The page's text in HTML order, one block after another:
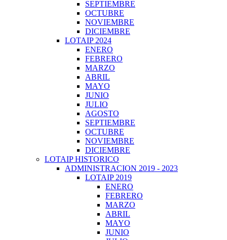
SEPTIEMBRE
OCTUBRE
NOVIEMBRE
DICIEMBRE
LOTAIP 2024
ENERO
FEBRERO
MARZO
ABRIL
MAYO
JUNIO
JULIO
AGOSTO
SEPTIEMBRE
OCTUBRE
NOVIEMBRE
DICIEMBRE
LOTAIP HISTORICO
ADMINISTRACION 2019 - 2023
LOTAIP 2019
ENERO
FEBRERO
MARZO
ABRIL
MAYO
JUNIO